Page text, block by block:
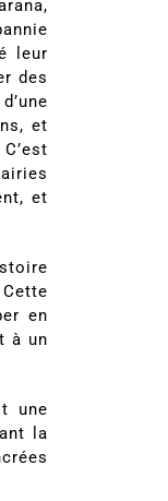
leur
des
et
et
en
à un
une
la